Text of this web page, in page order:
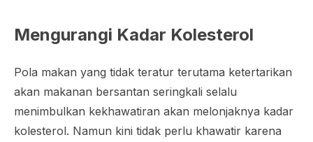
Mengurangi Kadar Kolesterol
Pola makan yang tidak teratur terutama ketertarikan
akan makanan bersantan seringkali selalu
menimbulkan kekhawatiran akan melonjaknya kadar
kolesterol. Namun kini tidak perlu khawatir karena